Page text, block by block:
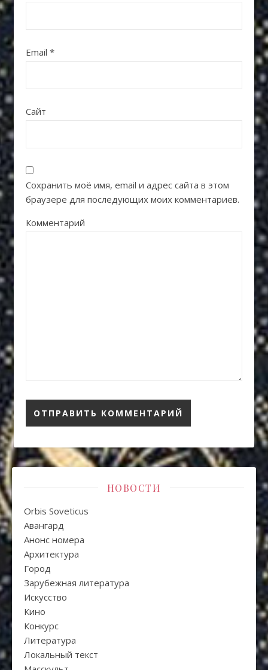
Email *
Сайт
Сохранить моё имя, email и адрес сайта в этом
браузере для последующих моих комментариев.
Комментарий
НОВОСТИ
Orbis Soveticus
Авангард
Анонс номера
Архитектура
Город
Зарубежная литература
Искуcство
Кино
Конкурс
Литература
Локальный текст